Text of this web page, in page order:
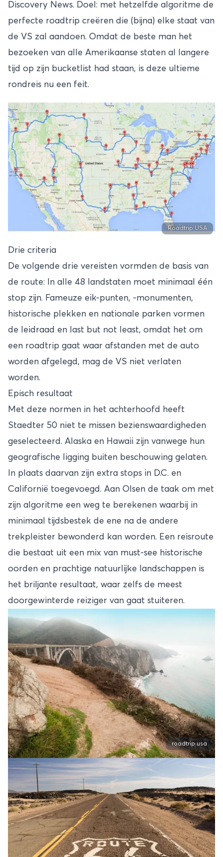
Discovery News. Doel: met hetzelfde algoritme de
perfecte roadtrip creëren die (bijna) elke staat van
de VS zal aandoen. Omdat de beste man het
bezoeken van alle Amerikaanse staten al langere
tijd op zijn bucketlist had staan, is deze ultieme
rondreis nu een feit.
Roadtrip USA
Drie criteria
De volgende drie vereisten vormden de basis van
de route: In alle 48 landstaten moet minimaal één
stop zijn. Fameuze eik-punten, -monumenten,
historische plekken en nationale parken vormen
de leidraad en last but not least, omdat het om
een roadtrip gaat waar afstanden met de auto
worden afgelegd, mag de VS niet verlaten
worden.
Episch resultaat
Met deze normen in het achterhoofd heeft
Staedter 50 niet te missen bezienswaardigheden
geselecteerd. Alaska en Hawaii zijn vanwege hun
geografische ligging buiten beschouwing gelaten.
In plaats daarvan zijn extra stops in D.C. en
Californië toegevoegd. Aan Olsen de taak om met
zijn algoritme een weg te berekenen waarbij in
minimaal tijdsbestek de ene na de andere
trekpleister bewonderd kan worden. Een reisroute
die bestaat uit een mix van must-see historische
oorden en prachtige natuurlijke landschappen is
het briljante resultaat, waar zelfs de meest
doorgewinterde reiziger van gaat stuiteren.
roadtrip usa